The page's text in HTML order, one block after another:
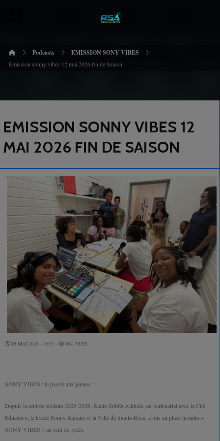
Podcasts EMISSION SONY VIBES
Emission sonny vibes 12 mai 2026 fin de Saison
EMISSION SONNY VIBES 12
MAI 2026 FIN DE SAISON
15 MAI 2026 - 10:33 - 1641VUES
SONY VIBES : la parole aux jeunes !
Depuis la rentrée scolaire 2025-2026, Radio Sofaïa Altitude, en partenariat avec la Cité
Éducative, le Lycée Sonny Rupaire et la Ville de Sainte-Rose, a mis en place la radio «
SONY VIBES » au sein du lycée.